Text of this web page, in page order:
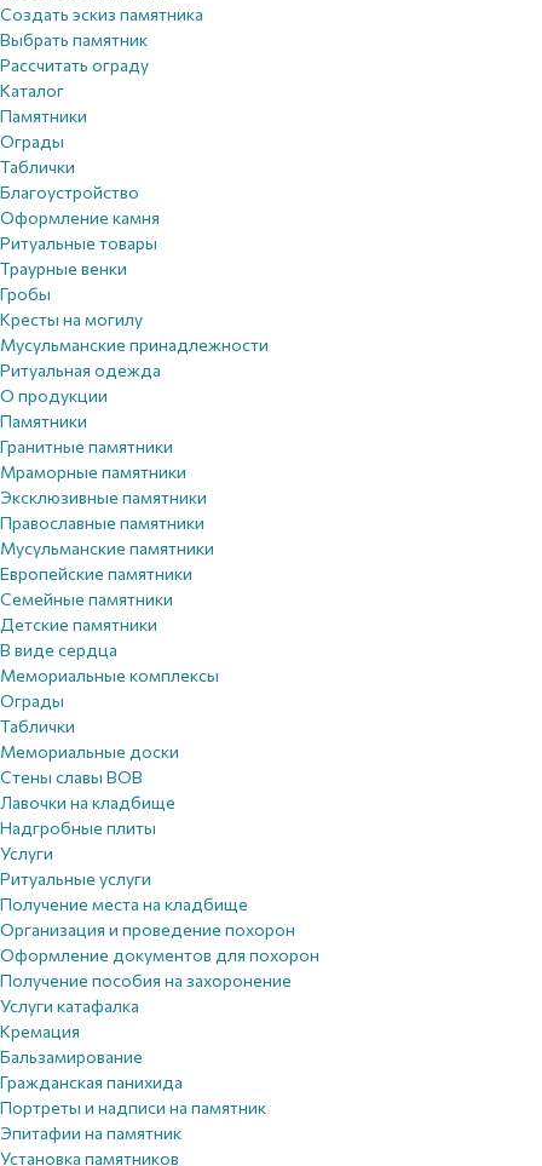
Создать эскиз памятника
Выбрать памятник
Рассчитать ограду
Каталог
Памятники
Ограды
Таблички
Благоустройствo
Оформление камня
Ритуальные товары
Траурные венки
Гробы
Кресты на могилу
Мусульманские принадлежности
Ритуальная одежда
О продукции
Памятники
Гранитные памятники
Мраморные памятники
Эксклюзивные памятники
Православные памятники
Мусульманские памятники
Европейские памятники
Семейные памятники
Детские памятники
В виде сердца
Мемориальные комплексы
Ограды
Таблички
Мемориальные доски
Стены славы ВОВ
Лавочки на кладбище
Надгробные плиты
Услуги
Ритуальные услуги
Получение места на кладбище
Организация и проведение похорон
Оформление документов для похорон
Получение пособия на захоронение
Услуги катафалка
Кремация
Бальзамирование
Гражданская панихида
Портреты и надписи на памятник
Эпитафии на памятник
Установка памятников